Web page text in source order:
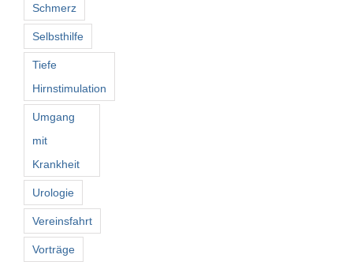
Schmerz
Selbsthilfe
Tiefe
Hirnstimulation
Umgang
mit
Krankheit
Urologie
Vereinsfahrt
Vorträge